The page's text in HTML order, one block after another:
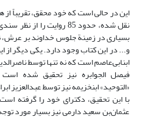
این در حالی است که خود محقق، تقریباً
نقل شده، حدود 85 روایت
بسیاری در زمینة جلوس خداوند بر عرش،
و... در این کتاب وجود دارد. یکی دیگر از
ابن‏ابی‌عاصم است که نه ‌تنها توسط
«التوحید» ابن‏خزیمه نیز توسط عبدالعزیز
عثمان‌بن سعید دارمی نیز بسیار مورد